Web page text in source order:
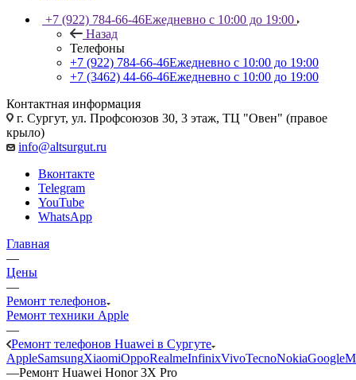
+7 (922) 784-66-46Ежедневно с 10:00 до 19:00
Назад
Телефоны
+7 (922) 784-66-46Ежедневно с 10:00 до 19:00
+7 (3462) 44-66-46Ежедневно с 10:00 до 19:00
Контактная информация
г. Сургут, ул. Профсоюзов 30, 3 этаж, ТЦ "Овен" (правое
крыло)
info@altsurgut.ru
Вконтакте
Telegram
YouTube
WhatsApp
Главная
—
Цены
—
Ремонт телефонов
Ремонт техники Apple
—
Ремонт телефонов Huawei в Сургуте
AppleSamsungXiaomiOppoRealmeInfinixVivoTecnoNokiaGoogle
—Ремонт Huawei Honor 3X Pro